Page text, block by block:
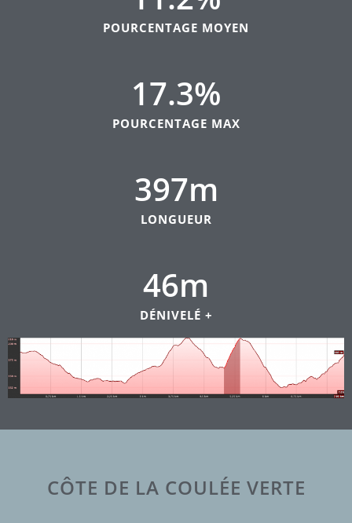
POURCENTAGE MOYEN
POURCENTAGE MAX
17.3%
LONGUEUR
397m
DÉNIVELÉ +
46m
CÔTE DE LA COULÉE VERTE